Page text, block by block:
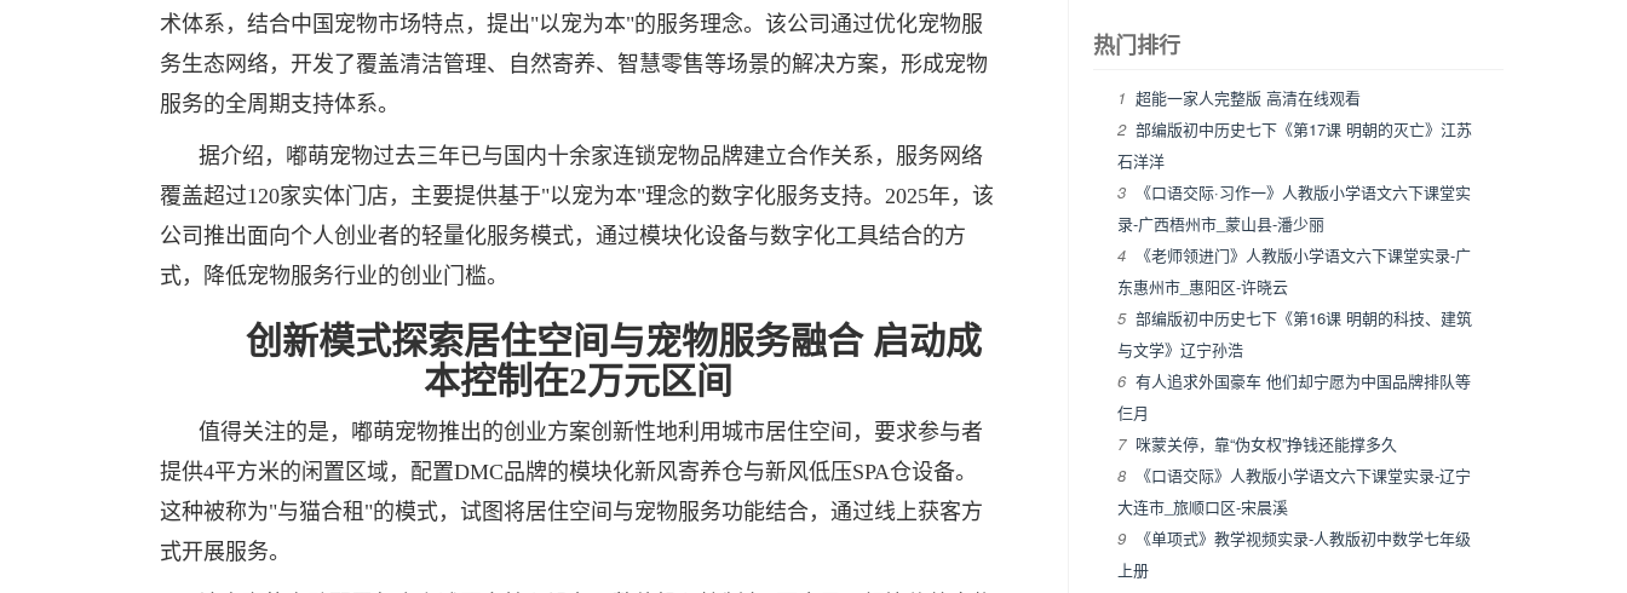
术体系，结合中国宠物市场特点，提出"以宠为本"的服务理念。该公司通过优化宠物服
务生态网络，开发了覆盖清洁管理、自然寄养、智慧零售等场景的解决方案，形成宠物
服务的全周期支持体系。
据介绍，嘟萌宠物过去三年已与国内十余家连锁宠物品牌建立合作关系，服务网络
覆盖超过120家实体门店，主要提供基于"以宠为本"理念的数字化服务支持。2025年，该
公司推出面向个人创业者的轻量化服务模式，通过模块化设备与数字化工具结合的方
式，降低宠物服务行业的创业门槛。
创新模式探索居住空间与宠物服务融合 启动成
本控制在2万元区间
值得关注的是，嘟萌宠物推出的创业方案创新性地利用城市居住空间，要求参与者
提供4平方米的闲置区域，配置DMC品牌的模块化新风寄养仓与新风低压SPA仓设备。
这种被称为"与猫合租"的模式，试图将居住空间与宠物服务功能结合，通过线上获客方
式开展服务。
热门排行
1 超能一家人完整版 高清在线观看
2 部编版初中历史七下《第17课 明朝的灭亡》江苏
石洋洋
3
《口语交际·习作一》人教版小学语文六下课堂实
录-广西梧州市_蒙山县-潘少丽
4
《老师领进门》人教版小学语文六下课堂实录-广
东惠州市_惠阳区-许晓云
5 部编版初中历史七下《第16课 明朝的科技、建筑
与文学》辽宁孙浩
6 有人追求外国豪车 他们却宁愿为中国品牌排队等
仨月
7 咪蒙关停，靠“伪女权”挣钱还能撑多久
8
《口语交际》人教版小学语文六下课堂实录-辽宁
大连市_旅顺口区-宋晨溪
9
《单项式》教学视频实录-人教版初中数学七年级
上册